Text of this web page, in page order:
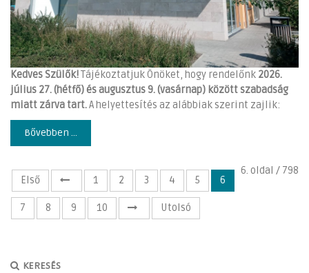
Kedves Szülők!Tájékoztatjuk Önöket, hogy rendelőnk 2026.
július 27. (hétfő) és augusztus 9. (vasárnap) között szabadság
miatt zárva tart.A helyettesítés az alábbiak szerint zajlik:
Bővebben ...
6. oldal / 798
Első
1 2 3 4 5 6
7 8 9 10 Utolsó
KERESÉS